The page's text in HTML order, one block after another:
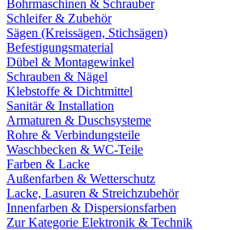
Bohrmaschinen & Schrauber
Schleifer & Zubehör
Sägen (Kreissägen, Stichsägen)
Befestigungsmaterial
Dübel & Montagewinkel
Schrauben & Nägel
Klebstoffe & Dichtmittel
Sanitär & Installation
Armaturen & Duschsysteme
Rohre & Verbindungsteile
Waschbecken & WC-Teile
Farben & Lacke
Außenfarben & Wetterschutz
Lacke, Lasuren & Streichzubehör
Innenfarben & Dispersionsfarben
Zur Kategorie Elektronik & Technik